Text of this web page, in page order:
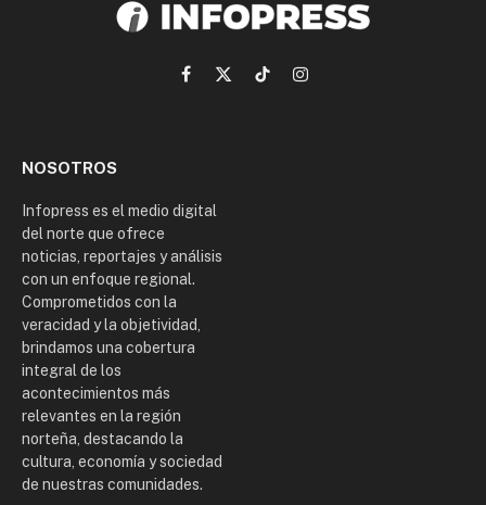
Facebook
X
TikTokInstagram
NOSOTROS
Infopress es el medio digital
del norte que ofrece
noticias, reportajes y análisis
con un enfoque regional.
Comprometidos con la
veracidad y la objetividad,
brindamos una cobertura
integral de los
acontecimientos más
relevantes en la región
norteña, destacando la
cultura, economía y sociedad
de nuestras comunidades.